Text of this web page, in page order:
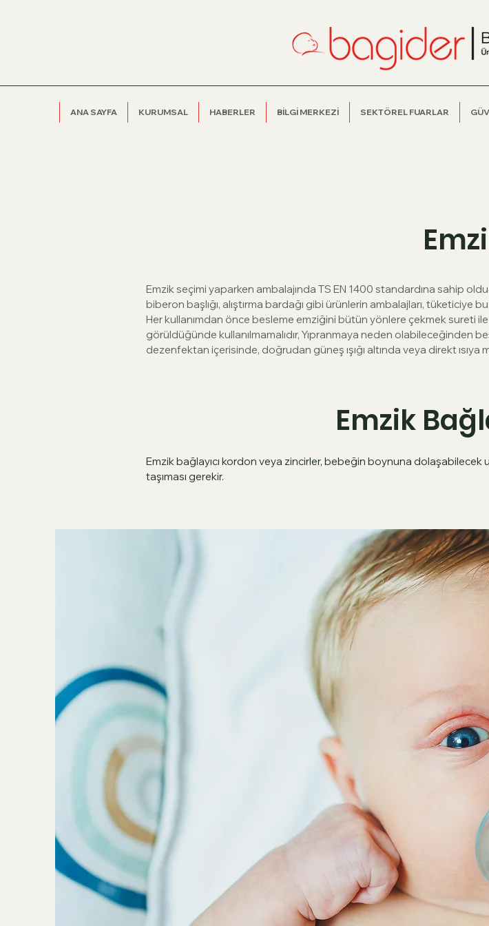
ANA SAYFA KURUMSAL HABERLER BİLGİ MERKEZİ SEKTÖREL FUARLAR
Emzik seçimi yaparken ambalajında TS EN 1400 standardına sahip
biberon başlığı, alıştırma bardağı gibi ürünlerin ambalajları, tüketiciye
Her kullanımdan önce besleme emziğini bütün yönlere çekmek sureti
görüldüğünde kullanılmamalıdır, Yıpranmaya neden olabileceğinden
dezenfektan içerisinde, doğrudan güneş ışığı altında veya direkt ısıya
Emzik
Emzik bağlayıcı kordon veya zincirler, bebeğin boynuna dolaşabilecek
taşıması gerekir.